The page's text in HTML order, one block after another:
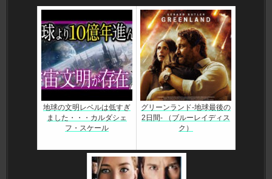
地球の文明レベルは低すぎ
ました・・・カルダシェ
フ・スケール
グリーンランド-地球最後の
2日間- （ブルーレイディス
ク）